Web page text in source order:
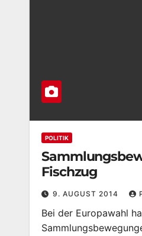
POLITIK
Fischzug
9. AUGUST 2014
Bei der Europawahl